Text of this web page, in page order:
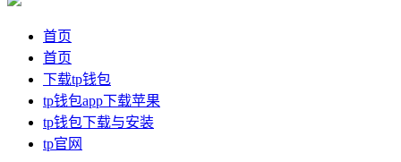
首页
首页
下载tp钱包
tp钱包app下载苹果
tp钱包下载与安装
tp官网